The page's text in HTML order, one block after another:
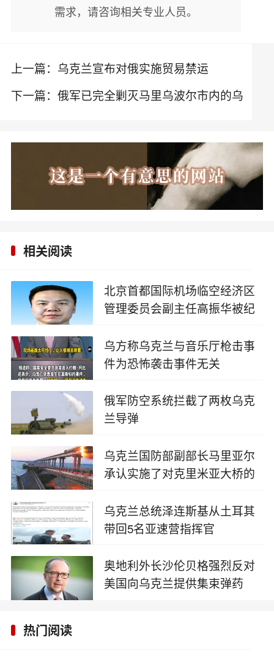
需求，请咨询相关专业人员。
上一篇： 乌克兰宣布对俄实施贸易禁运
下一篇： 俄军已完全剿灭马里乌波尔市内的乌
相关阅读
北京首都国际机场临空经济区
管理委员会副主任高振华被纪
乌方称乌克兰与音乐厅枪击事
件为恐怖袭击事件无关
俄军防空系统拦截了两枚乌克
兰导弹
乌克兰国防部副部长马里亚尔
承认实施了对克里米亚大桥的
乌克兰总统泽连斯基从土耳其
带回5名亚速营指挥官
奥地利外长沙伦贝格强烈反对
美国向乌克兰提供集束弹药
热门阅读